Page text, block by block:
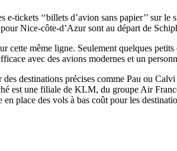
tickets ‘‘billets d’avion sans papier’’ sur le
Nice-côte-d’Azur sont au départ de
même ligne. Seulement quelques
avec des avions modernes et un
destinations précises comme Pau ou
est une filiale de KLM, du groupe Air
en place des vols à bas coût pour les